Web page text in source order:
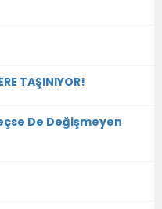
TAŞINIYOR!
De Değişmeyen